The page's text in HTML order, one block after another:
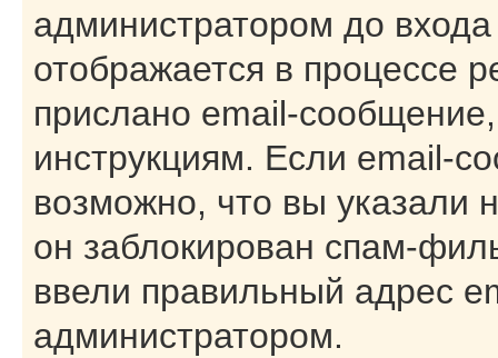
администратором до
отображается в процессе
прислано email-
инструкциям. Если email-
возможно, что вы указали
он заблокирован спам-
ввели правильный адрес
администратором.